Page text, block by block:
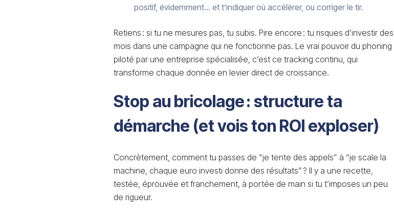
positif, évidemment… et t’indiquer où accélérer, ou corriger le tir.
Retiens : si tu ne mesures pas, tu subis. Pire encore : tu risques d’investir des
mois dans une campagne qui ne fonctionne pas. Le vrai pouvoir du phoning
piloté par une entreprise spécialisée, c’est ce tracking continu, qui
transforme chaque donnée en levier direct de croissance.
Stop au bricolage : structure ta
démarche (et vois ton ROI exploser)
Concrètement, comment tu passes de “je tente des appels” à “je scale la
machine, chaque euro investi donne des résultats” ? Il y a une recette,
testée, éprouvée et franchement, à portée de main si tu t’imposes un peu
de rigueur.